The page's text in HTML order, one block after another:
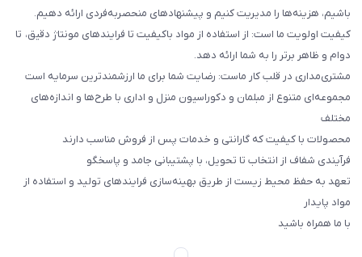
باشیم، هزینه‌ها را مدیریت کنیم و پیشنهادهای منحصربه‌فردی ارائه دهیم.
کیفیت اولویت ما است: از استفاده از مواد باکیفیت تا فرایندهای مونتاژ دقیق، تا
دوام و ظاهر برتر را به شما ارائه دهد.
مشتری‌مداری در قلب کار ماست: رضایت شما برای ما ارزشمندترین سرمایه است
مجموعه‌ای متنوع از مبلمان و دکوراسیون منزل و اداری با طرح‌ها و اندازه‌های
مختلف
محصولات با کیفیت که گارانتی و خدمات پس از فروش مناسب دارند
فرآیندی شفاف از انتخاب تا تحویل، با پشتیبانی جامد و پاسخگو
تعهد به حفظ محیط زیست از طریق بهینه‌سازی فرایندهای تولید و استفاده از
مواد پایدار
با ما همراه باشید